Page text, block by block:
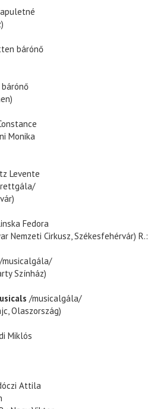
bárónő
Monika
Levente
Fedora
Nemzeti Cirkusz, Székesfehérvár) R.:
/musicalgála/
Színház)
/musicalgála/
Olaszország)
Miklós
Attila